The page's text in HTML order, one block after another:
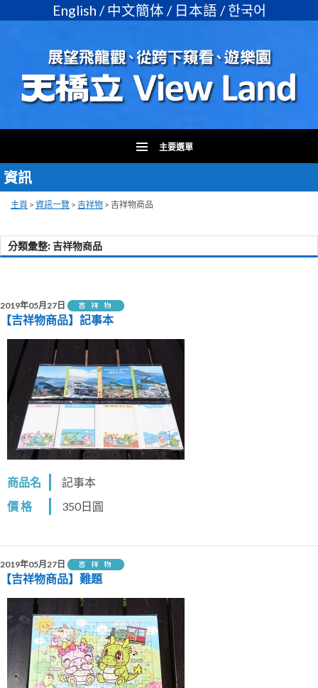
English /中文簡体 / 日本語 /한국어
主要選單
跳
至
主
內
容
資訊
主頁 > 資訊一覽 > 吉祥物 > 吉祥物商品
分類彙整: 吉祥物商品
2019年05月27日
【吉祥物商品】記事本
商品名
記事本
價 格
350日圓
2019年05月27日
【吉祥物商品】難題
文
導
覽